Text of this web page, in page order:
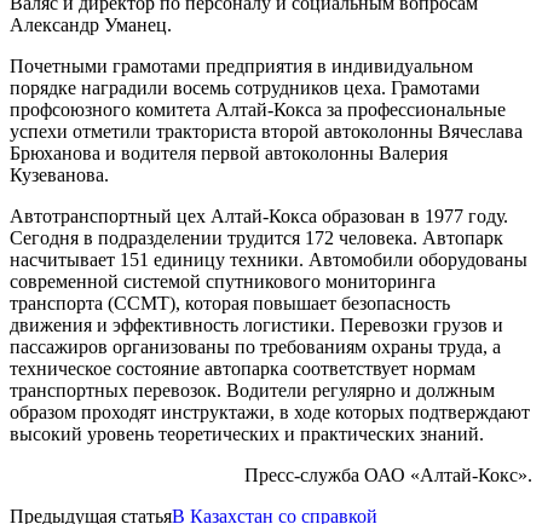
Александр Уманец.
Почетными грамотами предприятия в индивидуальном
порядке наградили восемь сотрудников цеха. Грамотами
профсоюзного комитета Алтай-Кокса за профессиональные
успехи отметили тракториста второй автоколонны Вячеслава
Брюханова и водителя первой автоколонны Валерия
Кузеванова.
Автотранспортный цех Алтай-Кокса образован в 1977 году.
Сегодня в подразделении трудится 172 человека. Автопарк
насчитывает 151 единицу техники. Автомобили оборудованы
современной системой спутникового мониторинга
транспорта (ССМТ), которая повышает безопасность
движения и эффективность логистики. Перевозки грузов и
пассажиров организованы по требованиям охраны труда, а
техническое состояние автопарка соответствует нормам
транспортных перевозок. Водители регулярно и должным
образом проходят инструктажи, в ходе которых подтверждают
высокий уровень теоретических и практических знаний.
Пресс-служба ОАО «Алтай-Кокс».
Предыдущая статьяВ Казахстан со справкой